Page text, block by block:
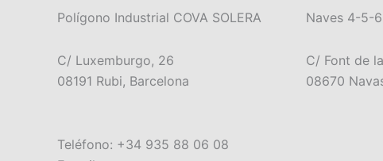
Polígono Industrial COVA SOLERA
C/ Luxemburgo, 26
08191 Rubi, Barcelona
Teléfono: +34 935 88 06 08
Naves 4-5-6
C/ Font de
08670